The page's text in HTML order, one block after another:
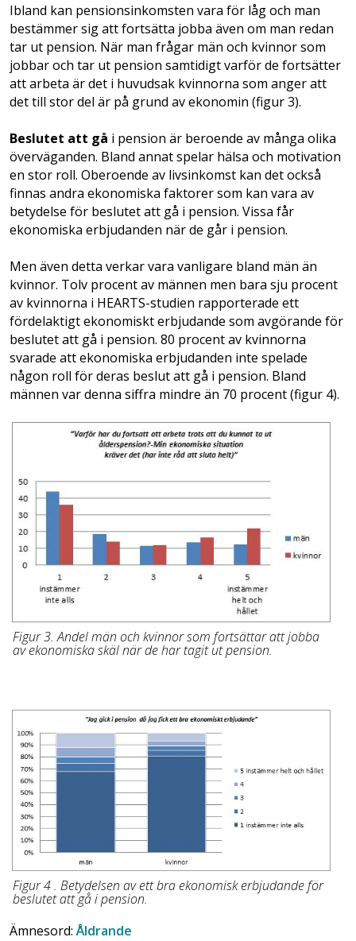
Ibland kan pensionsinkomsten vara för låg och man
bestämmer sig att fortsätta jobba även om man redan
tar ut pension. När man frågar män och kvinnor som
jobbar och tar ut pension samtidigt varför de fortsätter
att arbeta är det i huvudsak kvinnorna som anger att
det till stor del är på grund av ekonomin (figur 3).
Beslutet att gå i pension är beroende av många olika
överväganden. Bland annat spelar hälsa och motivation
en stor roll. Oberoende av livsinkomst kan det också
finnas andra ekonomiska faktorer som kan vara av
betydelse för beslutet att gå i pension. Vissa får
ekonomiska erbjudanden när de går i pension.
Men även detta verkar vara vanligare bland män än
kvinnor. Tolv procent av männen men bara sju procent
av kvinnorna i HEARTS-studien rapporterade ett
fördelaktigt ekonomiskt erbjudande som avgörande för
beslutet att gå i pension. 80 procent av kvinnorna
svarade att ekonomiska erbjudanden inte spelade
någon roll för deras beslut att gå i pension. Bland
männen var denna siffra mindre än 70 procent (figur 4).
Figur 3. Andel män och kvinnor som fortsättar att jobba
av ekonomiska skäl när de har tagit ut pension.
Figur 4 . Betydelsen av ett bra ekonomisk erbjudande för
beslutet att gå i pension.
Ämnesord:Åldrande